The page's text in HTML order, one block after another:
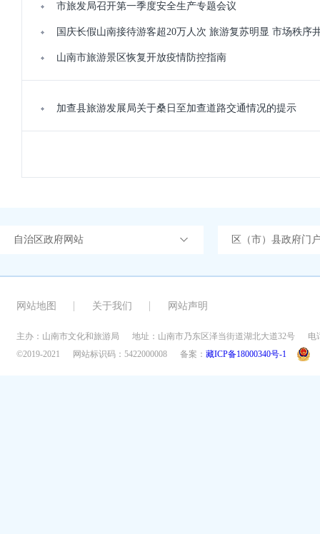
市旅发局召开第一季度安全生产专题会议
国庆长假山南接待游客超20万人次 旅游复苏明显 市场秩序
山南市旅游景区恢复开放疫情防控指南
加查县旅游发展局关于桑日至加查道路交通情况的提示
自治区政府网站 区（市）县政府门
网站地图 关于我们 网站声明
主办：山南市文化和旅游局 地址：山南市乃东区泽当街道湖北大道32号
电
©2019-2021
网站标识码：5422000008 备案： 藏ICP备18000340号-1